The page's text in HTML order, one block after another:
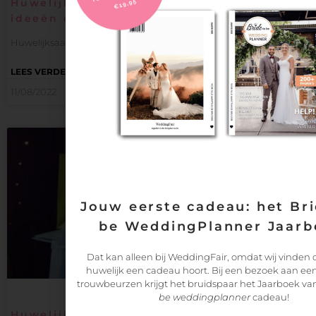
ideeën op een rij
Huwelijksaanzoeken tips… De beste 15 ideeën op een rij Hét
LEES VERDER
Jouw eerste cadeau: het
be WeddingPlanner
Dat kan alleen bij WeddingFair, omdat wij vinden
huwelijk een cadeau hoort. Bij een bezoek aan
trouwbeurzen krijgt het bruidspaar het Jaarboek
be weddingplannercadeau!